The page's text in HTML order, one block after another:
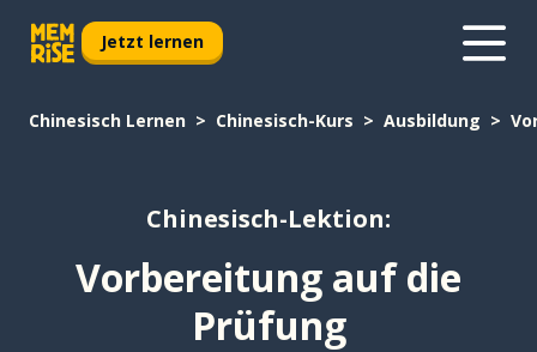
Jetzt lernen
Chinesisch Lernen Chinesisch-Kurs Ausbildung
Chinesisch-Lektion:
Vorbereitung auf die
Prüfung